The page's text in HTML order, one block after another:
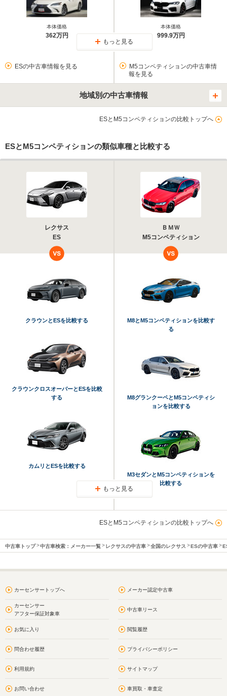
本体価格
362万円
本体価格
999.9万円
もっと見る
ESの中古車情報を見る
M5コンペティションの中古車情
報を見る
地域別の中古車情報
ESとM5コンペティションの比較トップへ
ESとM5コンペティションの類似車種と比較する
レクサス
ES
ＢＭＷ
M5コンペティション
クラウンとESを比較する
クラウンクロスオーバーとESを比較
する
カムリとESを比較する
M8とM5コンペティションを比較す
る
M8グランクーペとM5コンペティシ
ョンを比較する
M3セダンとM5コンペティションを
比較する
もっと見る
ESとM5コンペティションの比較トップへ
中古車トップ 中古車検索：メーカー一覧 レクサスの中古車 全国のレクサス ESの中古車
カーセンサートップへ メーカー認定中古車
カーセンサー
アフター保証対象車
中古車リース
お気に入り 閲覧履歴
問合わせ履歴 プライバシーポリシー
利用規約 サイトマップ
お問い合わせ 車買取・車査定